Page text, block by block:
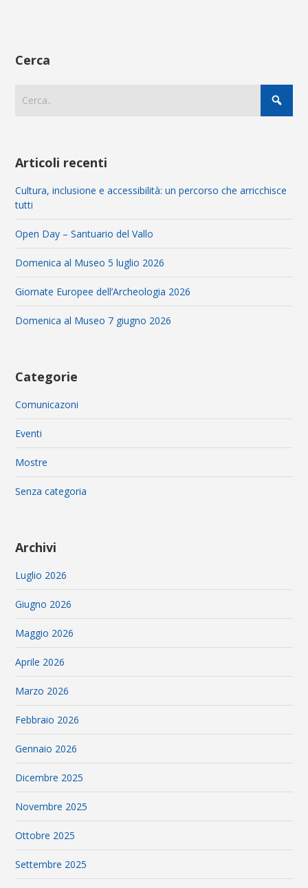
Cerca
Articoli recenti
Cultura, inclusione e accessibilità: un percorso che arricchisce
tutti
Open Day – Santuario del Vallo
Domenica al Museo 5 luglio 2026
Giornate Europee dell’Archeologia 2026
Domenica al Museo 7 giugno 2026
Categorie
Comunicazoni
Eventi
Mostre
Senza categoria
Archivi
Luglio 2026
Giugno 2026
Maggio 2026
Aprile 2026
Marzo 2026
Febbraio 2026
Gennaio 2026
Dicembre 2025
Novembre 2025
Ottobre 2025
Settembre 2025